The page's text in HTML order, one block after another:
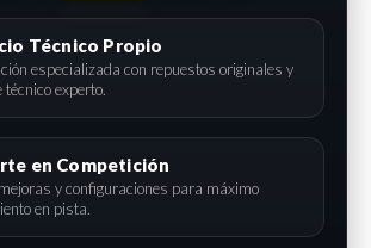
Técnico Propio
especializada con repuestos originales y
técnico experto.
en Competición
y configuraciones para máximo
en pista.